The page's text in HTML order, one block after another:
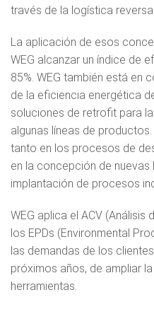
través de la logística
La aplicación de esos
WEG alcanzar un índice de
85%. WEG también está en
de la eficiencia energética
soluciones de retrofit para
algunas líneas de
tanto en los procesos de
en la concepción de nuevas
implantación de procesos
WEG aplica el ACV (Análisis
los EPDs (Environmental
las demandas de los
próximos años, de ampliar
herramientas.